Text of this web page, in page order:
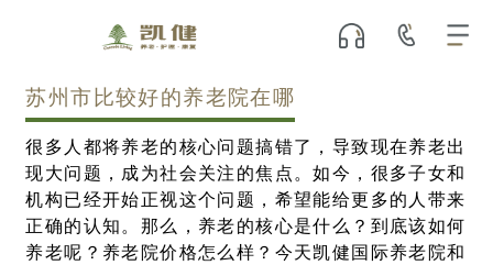
苏州市比较好的养老院在哪
很多人都将养老的核心问题搞错了，导致现在养老出
现大问题，成为社会关注的焦点。如今，很多子女和
机构已经开始正视这个问题，希望能给更多的人带来
正确的认知。那么，养老的核心是什么？到底该如何
养老呢？养老院价格怎么样？今天凯健国际养老院和